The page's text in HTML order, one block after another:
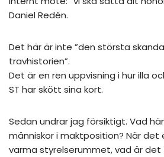
Daniel Redén.
Det här är inte ”den största
travhistorien”.
Det är en ren uppvisning i hur illa
ST har skött sina kort.
Sedan undrar jag försiktigt. Vad
människor i maktposition? När det
varma styrelserummet, vad är det